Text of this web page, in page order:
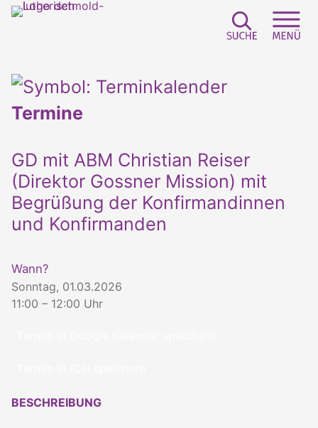
Termine
GD mit ABM Christian Reiser
(Direktor Gossner Mission) mit
Begrüßung der Konfirmandinnen
und Konfirmanden
Wann?
Sonntag, 01.03.2026
11:00 – 12:00 Uhr
BESCHREIBUNG